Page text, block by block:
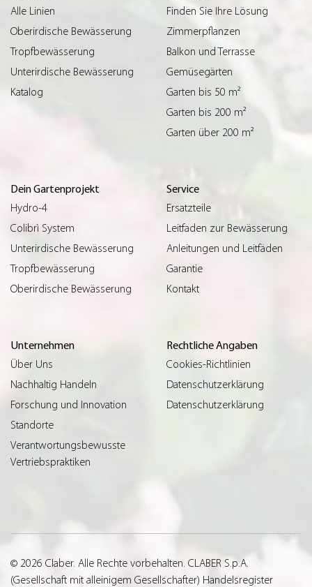
Alle Linien
Oberirdische Bewässerung
Tropfbewässerung
Unterirdische Bewässerung
Katalog
Finden Sie Ihre Lösung
Zimmerpflanzen
Balkon und Terrasse
Gemüsegärten
Garten bis 50 m²
Garten bis 200 m²
Garten über 200 m²
Dein Gartenprojekt
Hydro-4
Colibrì System
Unterirdische Bewässerung
Tropfbewässerung
Oberirdische Bewässerung
Service
Ersatzteile
Leitfaden zur Bewässerung
Anleitungen und Leitfäden
Garantie
Kontakt
Unternehmen
Über Uns
Nachhaltig Handeln
Forschung und Innovation
Standorte
Verantwortungsbewusste
Vertriebspraktiken
Rechtliche Angaben
Cookies-Richtlinien
Datenschutzerklärung
Datenschutzerklärung
© 2026 Claber. Alle Rechte vorbehalten. CLABER S.p.A.
(Gesellschaft mit alleinigem Gesellschafter) Handelsregister